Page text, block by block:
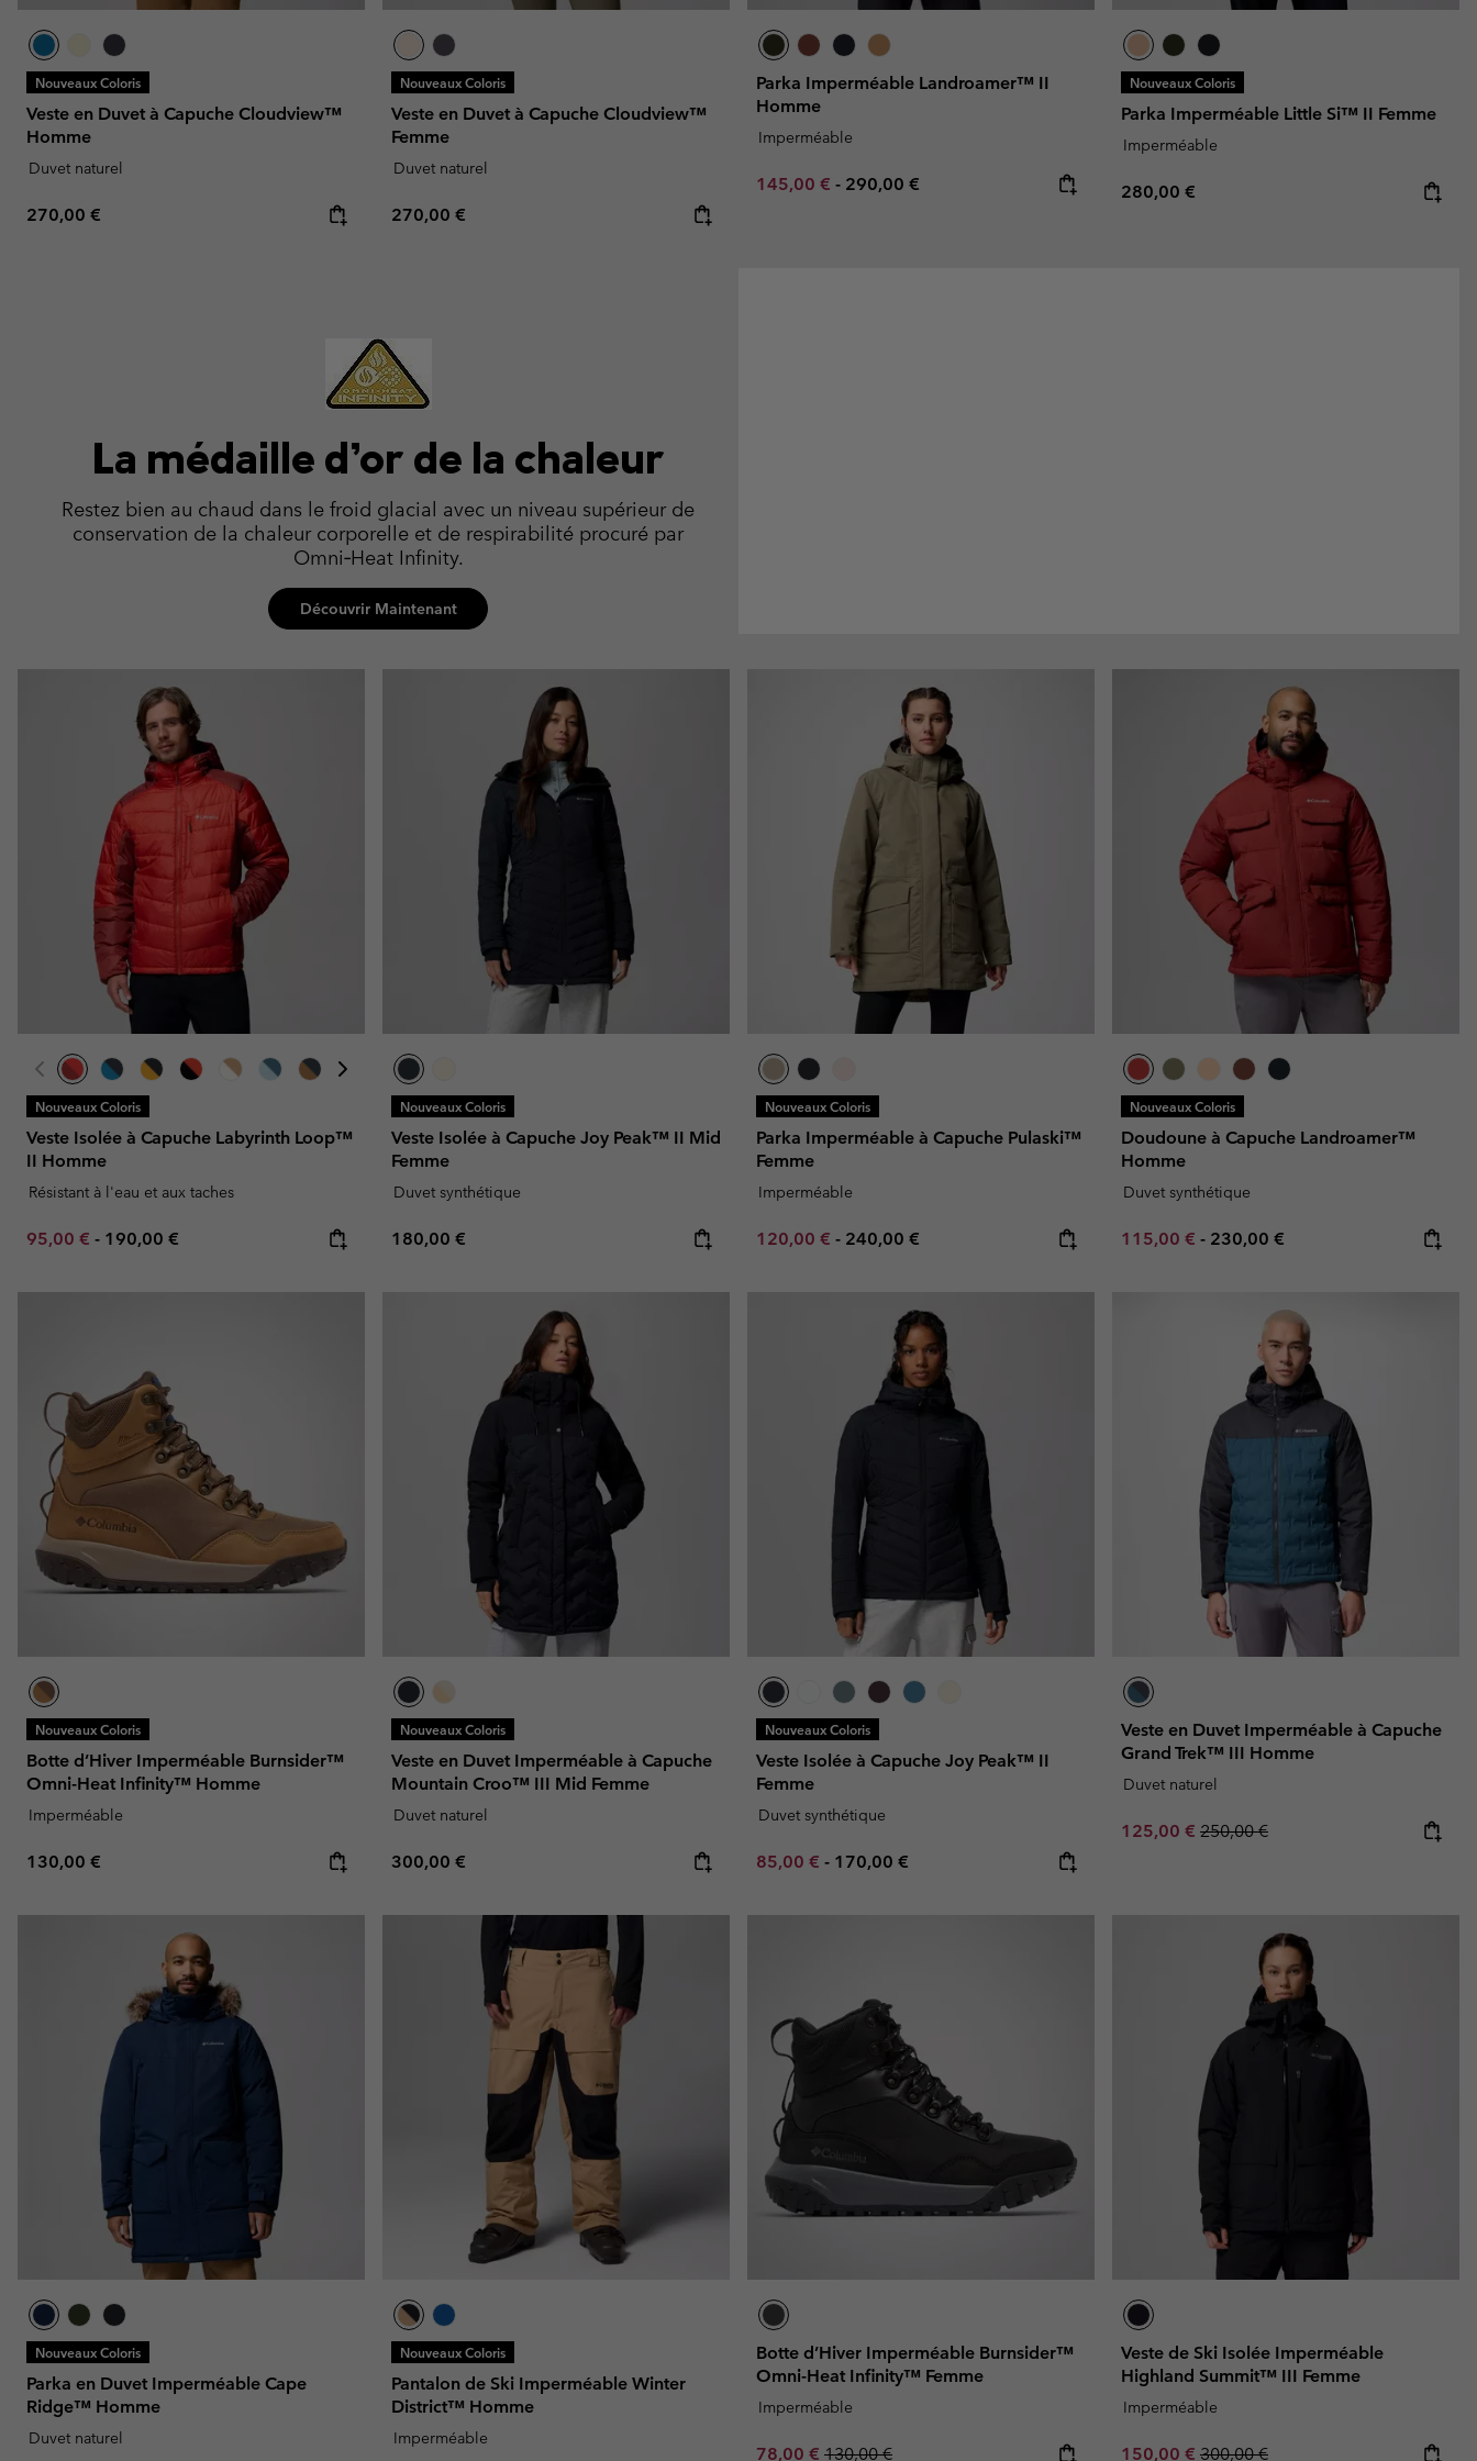
Nouveaux Coloris
Veste en Duvet à Capuche Cloudview™
Homme
Duvet naturel
Regular price:
270,00 €
Nouveaux Coloris
Veste en Duvet à Capuche Cloudview™
Femme
Duvet naturel
Regular price:
270,00 €
Parka Imperméable Landroamer™ II
Homme
Imperméable
Minimum sale price:
145,00 € - Maximum price:
290,00 €
Nouveaux Coloris
Parka Imperméable Little Si™ II Femme
Imperméable
Regular price:
280,00 €
La médaille d’or de la chaleur
Restez bien au chaud dans le froid glacial avec un niveau supérieur de
conservation de la chaleur corporelle et de respirabilité procuré par
Omni‑Heat Infinity.
Découvrir Maintenant
Nouveaux Coloris
Veste Isolée à Capuche Labyrinth Loop™
II Homme
Résistant à l'eau et aux taches
Minimum sale price:
95,00 € - Maximum price:
190,00 €
Nouveaux Coloris
Veste Isolée à Capuche Joy Peak™ II Mid
Femme
Duvet synthétique
Regular price:
180,00 €
Nouveaux Coloris
Parka Imperméable à Capuche Pulaski™
Femme
Imperméable
Minimum sale price:
120,00 € - Maximum price:
240,00 €
Nouveaux Coloris
Doudoune à Capuche Landroamer™
Homme
Duvet synthétique
Minimum sale price:
115,00 € - Maximum price:
230,00 €
Nouveaux Coloris
Botte d’Hiver Imperméable Burnsider™
Omni-Heat Infinity™ Homme
Imperméable
Regular price:
130,00 €
Nouveaux Coloris
Veste en Duvet Imperméable à Capuche
Mountain Croo™ III Mid Femme
Duvet naturel
Regular price:
300,00 €
Nouveaux Coloris
Veste Isolée à Capuche Joy Peak™ II
Femme
Duvet synthétique
Minimum sale price:
85,00 € - Maximum price:
170,00 €
Veste en Duvet Imperméable à Capuche
Grand Trek™ III Homme
Duvet naturel
Sale price:
125,00 € Regular price:
250,00 €
Nouveaux Coloris
Parka en Duvet Imperméable Cape
Ridge™ Homme
Duvet naturel
Nouveaux Coloris
Pantalon de Ski Imperméable Winter
District™ Homme
Imperméable
Botte d’Hiver Imperméable Burnsider™
Omni-Heat Infinity™ Femme
Imperméable
Sale price:
78,00 € Regular price:
130,00 €
Veste de Ski Isolée Imperméable
Highland Summit™ III Femme
Imperméable
Sale price:
150,00 € Regular price:
300,00 €